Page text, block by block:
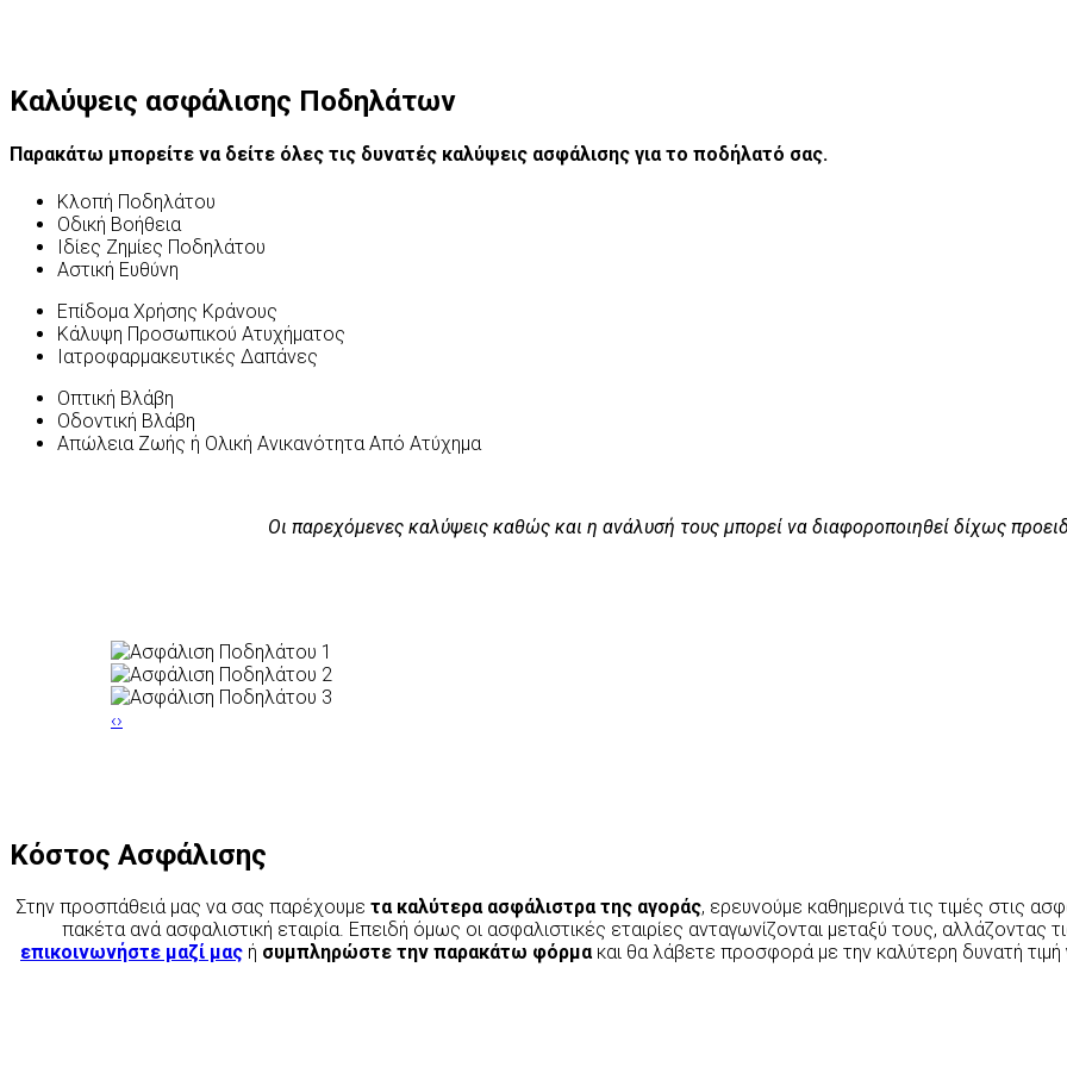
Καλύψεις ασφάλισης Ποδηλάτων
Παρακάτω μπορείτε να δείτε όλες τις δυνατές καλύψεις ασφάλισης για το ποδήλατό σας.
Κλοπή Ποδηλάτου
Οδική Βοήθεια
Ιδίες Ζημίες Ποδηλάτου
Αστική Ευθύνη
Επίδομα Χρήσης Κράνους
Κάλυψη Προσωπικού Ατυχήματος
Ιατροφαρμακευτικές Δαπάνες
Οπτική Βλάβη
Οδοντική Βλάβη
Απώλεια Ζωής ή Ολική Ανικανότητα Από Ατύχημα
Οι παρεχόμενες καλύψεις καθώς και η ανάλυσή τους μπορεί να διαφοροποιηθεί δίχως
‹›
Κόστος Ασφάλισης
Στην προσπάθειά μας να σας παρέχουμε τα καλύτερα ασφάλιστρα της αγοράς, ερευνούμε καθημερινά τις τιμές στις
πακέτα ανά ασφαλιστική εταιρία. Επειδή όμως οι ασφαλιστικές εταιρίες ανταγωνίζονται μεταξύ τους, αλλάζοντας
επικοινωνήστε μαζί μας ή συμπληρώστε την παρακάτω φόρμακαι θα λάβετε προσφορά με την καλύτερη δυνατή